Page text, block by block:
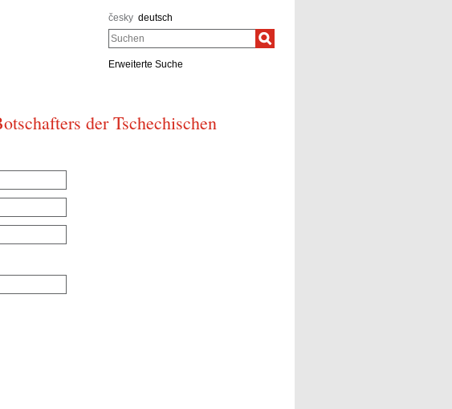
česky deutsch
Suchen
Erweiterte Suche
der Tschechischen